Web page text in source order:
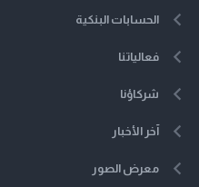
الحسابات البنكية
فعالياتنا
شركاؤنا
آخر الأخبار
معرض الصور